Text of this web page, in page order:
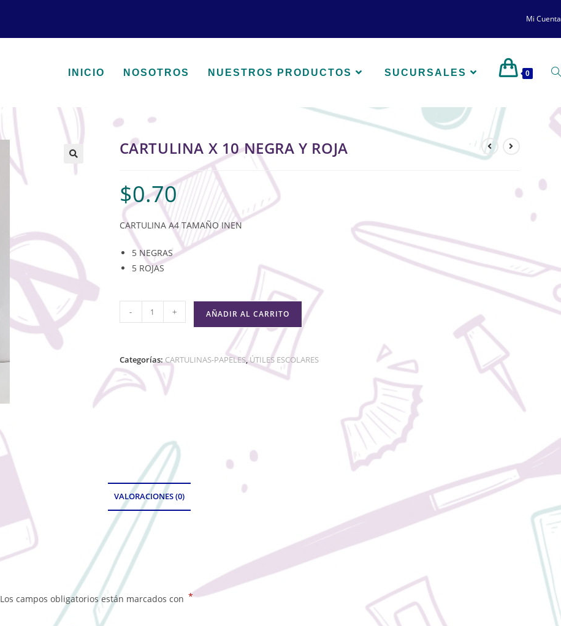
Mi Cuenta
INICIO NOSOTROS NUESTROS PRODUCTOS SUCURSALES 0
CARTULINA X 10 NEGRA Y ROJA
$0.70
CARTULINA A4 TAMAÑO INEN
5 NEGRAS
5 ROJAS
- + AÑADIR AL CARRITO
Categorías: CARTULINAS-PAPELES,ÚTILES ESCOLARES
VALORACIONES (0)
Los campos obligatorios están marcados con *